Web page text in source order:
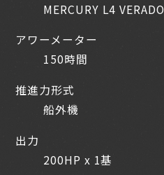
MERCURY L4 VERADO
アワーメーター
150時間
推進力形式
船外機
出力
200HP x 1基